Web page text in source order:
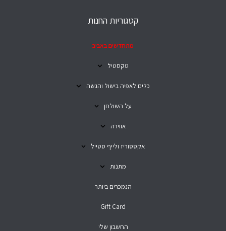
קטגוריות החנות
מתחדשים באביב
טקסטיל
כלים לאפיה בישול והגשה
על השולחן
אווירה
אקססוריז ולייף סטייל
מתנות
הנמכרים ביותר
Gift Card
החשבון שלי